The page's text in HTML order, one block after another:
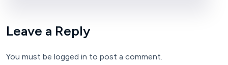
Leave a Reply
You must be logged in to post a comment.